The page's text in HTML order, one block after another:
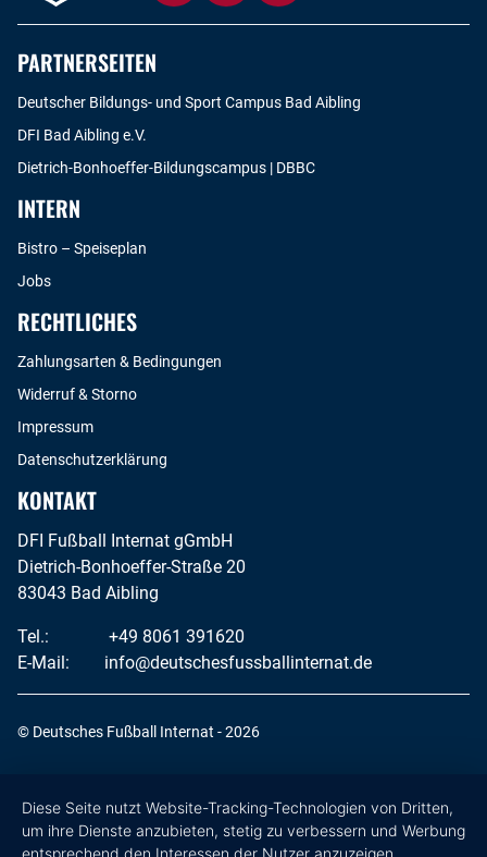
PARTNERSEITEN
Deutscher Bildungs- und Sport Campus Bad Aibling
DFI Bad Aibling e.V.
Dietrich-Bonhoeffer-Bildungscampus | DBBC
INTERN
Bistro – Speiseplan
Jobs
RECHTLICHES
Zahlungsarten & Bedingungen
Widerruf & Storno
Impressum
Datenschutzerklärung
KONTAKT
DFI Fußball Internat gGmbH
Dietrich-Bonhoeffer-Straße 20
83043 Bad Aibling
Tel.:
+49 8061 391620
E-Mail:
info@deutschesfussballinternat.de
© Deutsches Fußball Internat - 2026
Diese Seite nutzt Website-Tracking-Technologien von Dritten,
um ihre Dienste anzubieten, stetig zu verbessern und Werbung
entsprechend den Interessen der Nutzer anzuzeigen.